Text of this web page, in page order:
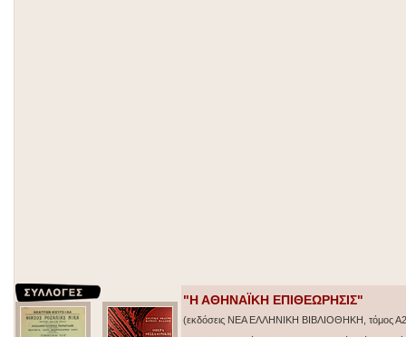
"Η ΑΘΗΝΑΪΚΗ ΕΠΙΘΕΩΡΗΣΙΣ"
(εκδόσεις ΝΕΑ ΕΛΛΗΝΙΚΗ ΒΙΒΛΙΟΘΗΚΗ, τόμος Α2